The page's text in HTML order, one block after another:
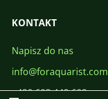
KONTAKT
Napisz do nas
info@foraquarist.com
+420 603 449 602